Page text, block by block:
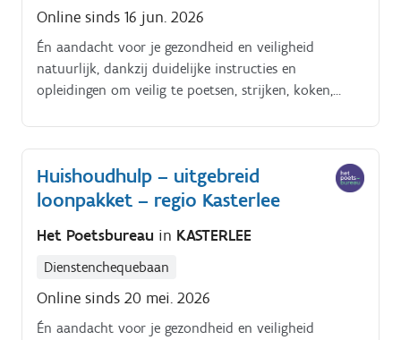
Online sinds 16 jun. 2026
Én aandacht voor je gezondheid en veiligheid
natuurlijk, dankzij duidelijke instructies en
opleidingen om veilig te poetsen, strijken, koken,
Huishoudhulp – uitgebreid
loonpakket – regio Kasterlee
Het Poetsbureau in KASTERLEE
Dienstenchequebaan
Online sinds 20 mei. 2026
Én aandacht voor je gezondheid en veiligheid